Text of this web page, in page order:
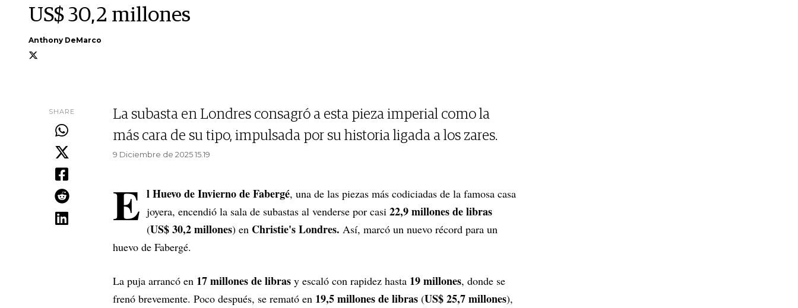
US$ 30,2 millones
Anthony DeMarco
SHARE
La subasta en Londres consagró a esta pieza imperial como la
más cara de su tipo, impulsada por su historia ligada a los zares.
9 Diciembre de 2025 15.19
E l Huevo de Invierno de Fabergé, una de las piezas más codiciadas de la famosa casa
joyera, encendió la sala de subastas al venderse por casi 22,9 millones de libras
(US$ 30,2 millones) en Christie's Londres. Así, marcó un nuevo récord para un
huevo de Fabergé.
La puja arrancó en 17 millones de libras y escaló con rapidez hasta 19 millones, donde se
frenó brevemente. Poco después, se remató en 19,5 millones de libras (US$ 25,7 millones),